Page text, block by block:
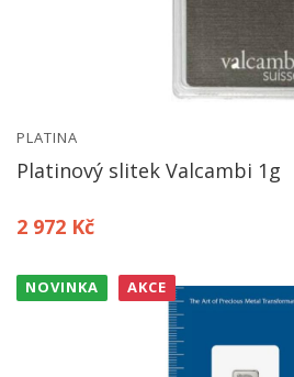
PLATINA
Platinový slitek Valcambi 1g
2 972 Kč
NOVINKA AKCE